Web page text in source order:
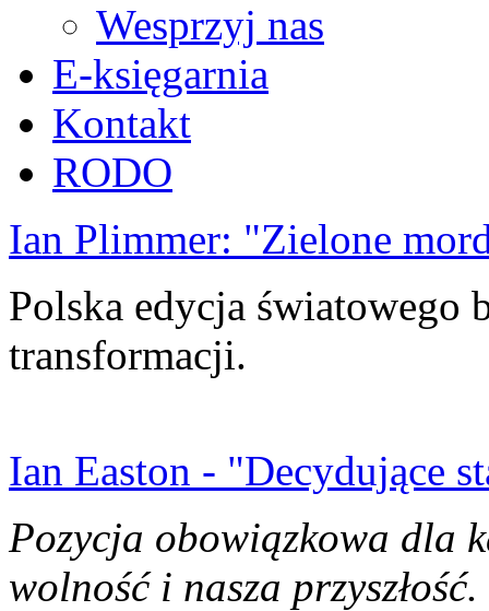
Wesprzyj nas
E-księgarnia
Kontakt
RODO
Ian Plimmer: "Zielone
Polska edycja światowego
transformacji.
Ian Easton - "Decydujące
Pozycja obowiązkowa dla
wolność i nasza przyszłość.